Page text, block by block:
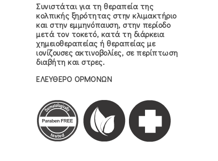
Συνιστάται για τη θεραπεία της
κολπικής ξηρότητας στην κλιμακτήριο
και στην εμμηνόπαυση, στην περίοδο
μετά τον τοκετό, κατά τη διάρκεια
χημειοθεραπείας ή θεραπείας με
ιονίζουσες ακτινοβολίες, σε περίπτωση
διαβήτη και στρες.
ΕΛΕΥΘΕΡΟ ΟΡΜΟΝΩΝ